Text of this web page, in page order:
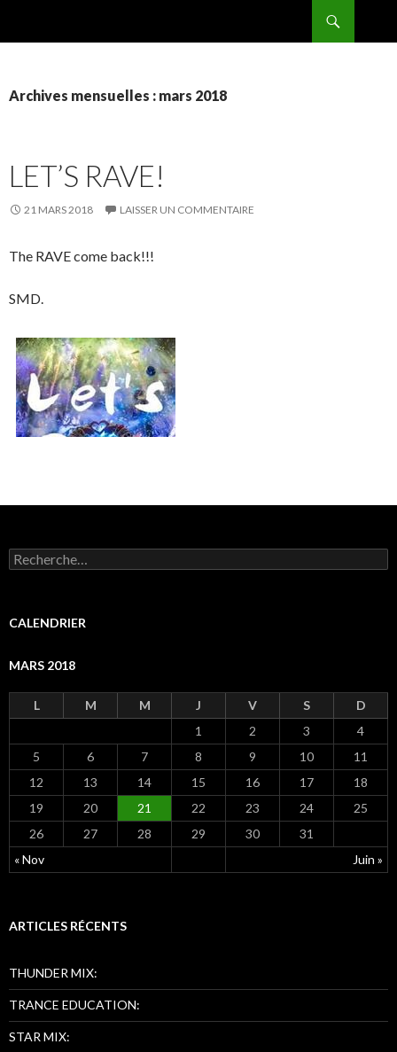
Archives mensuelles : mars 2018
LET’S RAVE!
21 MARS 2018 LAISSER UN COMMENTAIRE
The RAVE come back!!!
SMD.
R
e
e
h
CALENDRIER
MARS 2018
L M M J V S D
« Nov Juin »
1 2 3
4
5
6 7 8 9 10
11
12
13 14 15 16 17
18
19
20 21 22 23 24
25
26
27 28 29 30 31
ARTICLES RÉCENTS
THUNDER MIX:
TRANCE EDUCATION:
STAR MIX: